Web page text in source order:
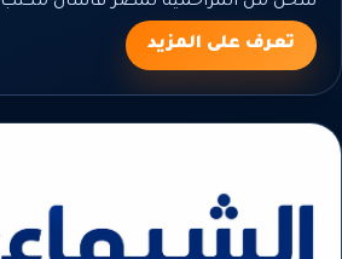
تعرف على المزيد